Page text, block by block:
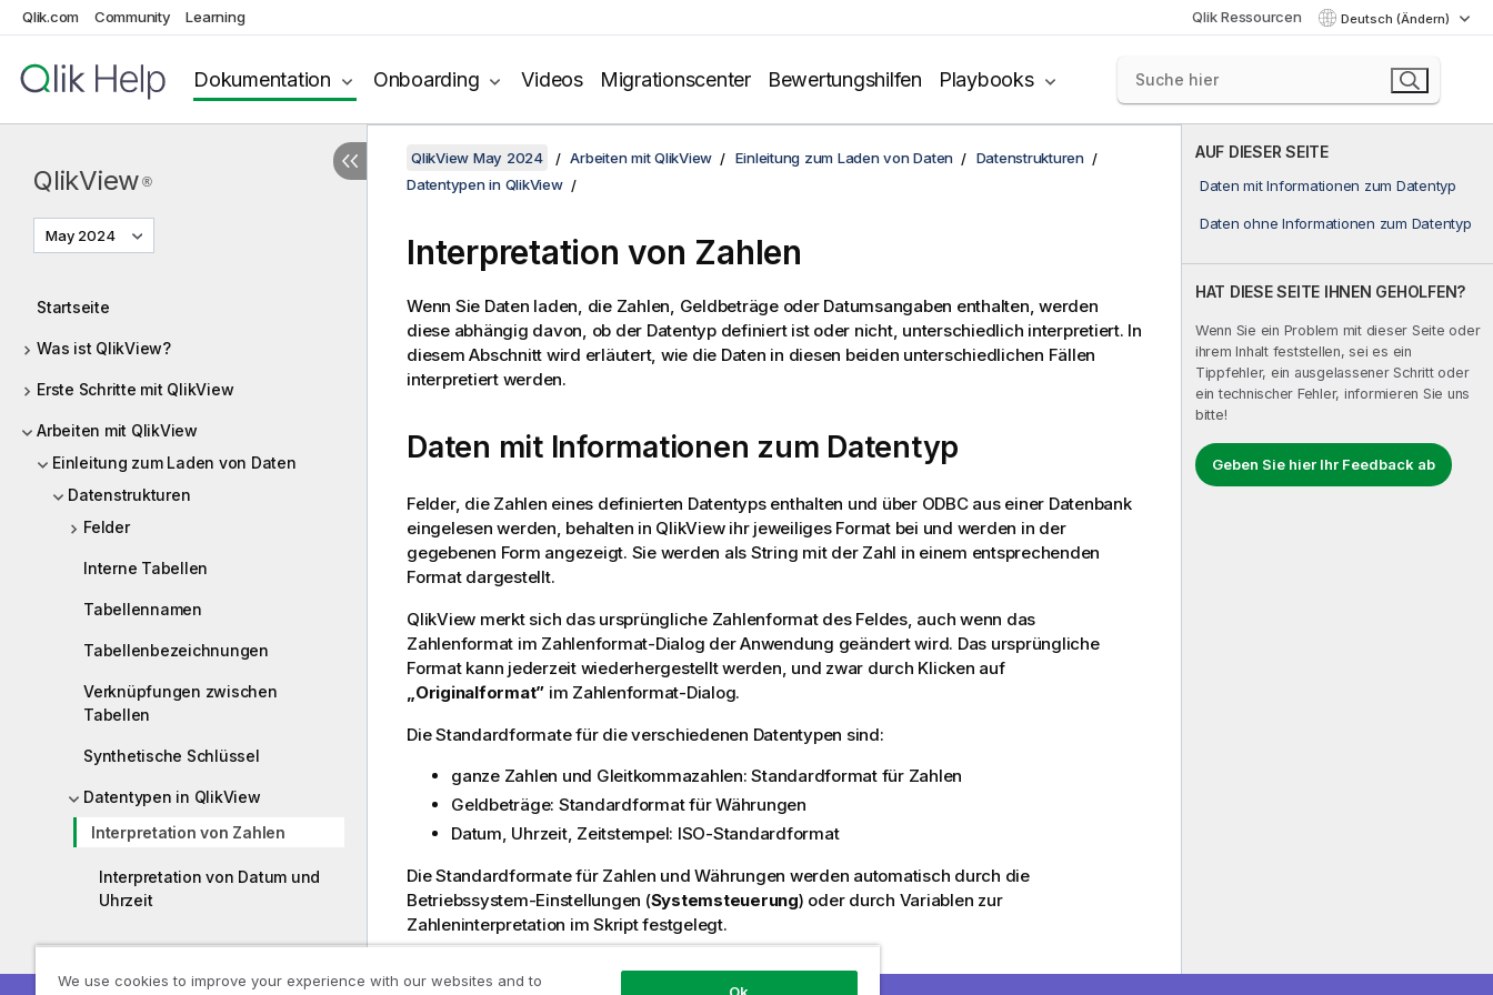
Qlik.com Community Learning Qlik Ressourcen Deutsch (Ändern)
Dokumentation Onboarding Videos Migrationscenter Bewertungshilfen Playbooks
QlikView ®
May 2024
Startseite
Was ist QlikView?
Erste Schritte mit QlikView
Arbeiten mit QlikView
Einleitung zum Laden von Daten
Datenstrukturen
Felder
Interne Tabellen
Tabellennamen
Tabellenbezeichnungen
Verknüpfungen zwischen
Tabellen
Synthetische Schlüssel
Datentypen in QlikView
Interpretation von Zahlen
Interpretation von Datum und
Uhrzeit
AUF DIESER SEITE
Daten mit Informationen zum Datentyp
Daten ohne Informationen zum Datentyp
HAT DIESE SEITE IHNEN GEHOLFEN?
Wenn Sie ein Problem mit dieser Seite oder
ihrem Inhalt feststellen, sei es ein
Tippfehler, ein ausgelassener Schritt oder
ein technischer Fehler, informieren Sie uns
bitte!
Geben Sie hier Ihr Feedback ab
QlikView May 2024 Arbeiten mit QlikView Einleitung zum Laden von Daten
Datenstrukturen
Datentypen in QlikView
Interpretation von Zahlen
Wenn Sie Daten laden, die Zahlen, Geldbeträge oder Datumsangaben enthalten, werden
diese abhängig davon, ob der Datentyp definiert ist oder nicht, unterschiedlich interpretiert. In
diesem Abschnitt wird erläutert, wie die Daten in diesen beiden unterschiedlichen Fällen
interpretiert werden.
Daten mit Informationen zum Datentyp
Felder, die Zahlen eines definierten Datentyps enthalten und über ODBCaus einer Datenbank
eingelesen werden, behalten in QlikViewihr jeweiliges Format bei und werden in der
gegebenen Form angezeigt. Sie werden als String mit der Zahl in einem entsprechenden
Format dargestellt.
QlikView merkt sich das ursprüngliche Zahlenformat des Feldes, auch wenn das
Zahlenformat im Zahlenformat-Dialog der Anwendung geändert wird. Das ursprüngliche
Format kann jederzeit wiederhergestellt werden, und zwar durch Klicken auf
„Originalformat” im Zahlenformat-Dialog.
Die Standardformate für die verschiedenen Datentypen sind:
ganze Zahlen und Gleitkommazahlen: Standardformat für Zahlen
Geldbeträge: Standardformat für Währungen
Datum, Uhrzeit, Zeitstempel: ISO-Standardformat
Die Standardformate für Zahlen und Währungen werden automatisch durch die
Betriebssystem-Einstellungen (Systemsteuerung) oder durch Variablen zur
Zahleninterpretation im Skript festgelegt.
Variablen zur Interpretation von Zahlen
We use cookies to improve your experience with our websites and to